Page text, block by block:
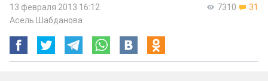
7310 31
13 февраля 2013 16:12
Асель Шабданова